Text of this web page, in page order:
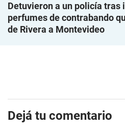
Detuvieron a un policía tras
perfumes de contrabando
de Rivera a Montevideo
Dejá tu comentario